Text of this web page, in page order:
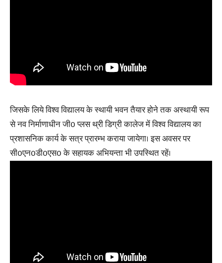
जिसके लिये विश्व विद्यालय के स्थायी भवन तैयार होने तक अस्थायी रूप
से नव निर्माणाधीन जी0 प्लस थ्री डिग्री कालेज में विश्व विद्यालय का
प्रशासनिक कार्य के सत्र प्रारम्भ कराया जायेगा। इस अवसर पर
सी0एन0डी0एस0 के सहायक अभियन्ता भी उपस्थित रहें।